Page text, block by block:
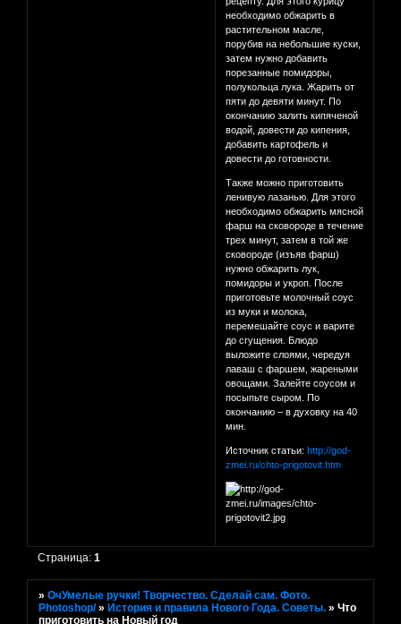
необходимо обжарить в
растительном масле,
порубив на небольшие куски,
затем нужно добавить
порезанные помидоры,
полукольца лука. Жарить от
пяти до девяти минут. По
окончанию залить кипяченой
водой, довести до кипения,
добавить картофель и
довести до готовности.
Также можно приготовить
ленивую лазанью. Для этого
необходимо обжарить мясной
фарш на сковороде в течение
трех минут, затем в той же
сковороде (изъяв фарш)
нужно обжарить лук,
помидоры и укроп. После
приготовьте молочный соус
из муки и молока,
перемешайте соус и варите
до сгущения. Блюдо
выложите слоями, чередуя
лаваш с фаршем, жареными
овощами. Залейте соусом и
посыпьте сыром. По
окончанию – в духовку на 40
мин.
Источник статьи:http://god-
zmei.ru/chto-prigotovit.htm
Страница:1
»ОчУмелые ручки! Творчество. Сделай сам. Фото.
Photoshop/ »История и правила Нового Года. Советы. »Что
приготовить на Новый год